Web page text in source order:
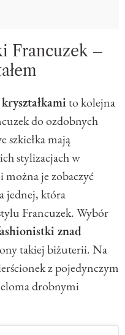
Francuzek –
to kolejna
do ozdobnych
szkiełka mają
stylizacjach w
można je zobaczyć
jednej, która
Francuzek. Wybór
znad
takiej biżuterii. Na
z pojedynczym
drobnymi